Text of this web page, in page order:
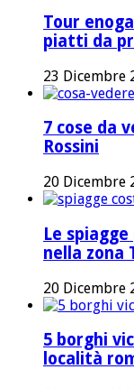
Tour
piatti da
23 Dicembre
7 cose da
Rossini
20 Dicembre
Le
nella zona
20 Dicembre
5 borghi
località